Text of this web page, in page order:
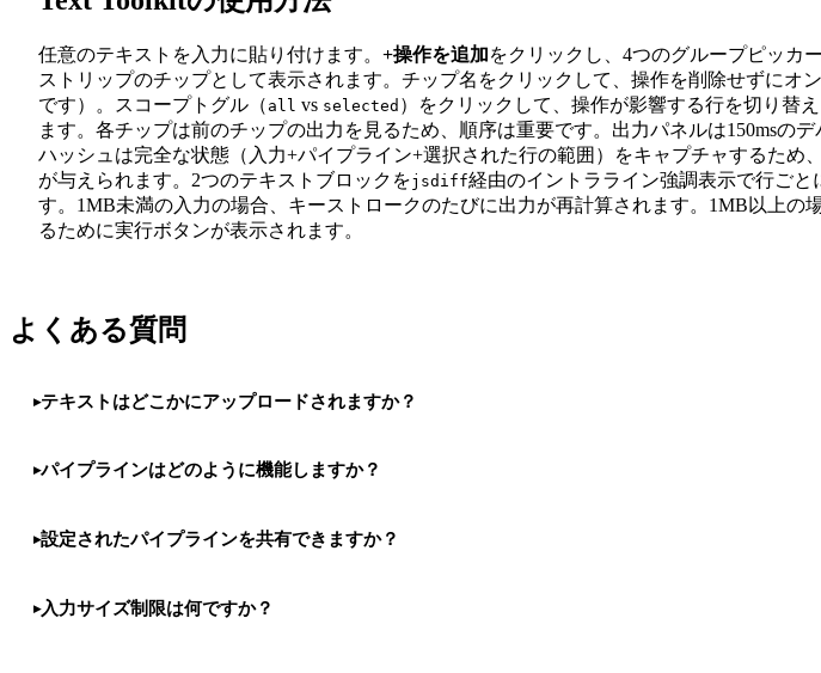
任意のテキストを入力に貼り付けます。 +操作を追加をクリックし、4つのグループピッカ
ストリップのチップとして表示されます。チップ名をクリックして、操作を削除せずにオ
です）。スコープトグル（ all vs selected ）をクリックして、操作が影響する行を切り替
ます。各チップは前のチップの出力を見るため、順序は重要です。出力パネルは150msの
ハッシュは完全な状態（入力+パイプライン+選択された行の範囲）をキャプチャするため
が与えられます。2つのテキストブロックをjsdiff経由のイントラライン強調表示で行ご
す。1MB未満の入力の場合、キーストロークのたびに出力が再計算されます。1MB以上の
るために実行ボタンが表示されます。
よくある質問
テキストはどこかにアップロードされますか？
パイプラインはどのように機能しますか？
設定されたパイプラインを共有できますか？
入力サイズ制限は何ですか？